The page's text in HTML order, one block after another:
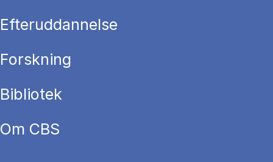
Efteruddannelse
Forskning
Bibliotek
Om CBS